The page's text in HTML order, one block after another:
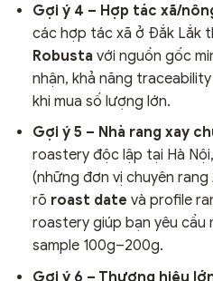
Gợi ý 4 – Hợp tác xã/
các hợp tác xã ở Đắk Lắk
Robusta với nguồn gốc
nhận, khả năng
khi mua số lượng lớn.
Gợi ý 5 – Nhà rang xay
roastery độc lập tại Hà
(những đơn vị chuyên
rõ roast date và profile
roastery giúp bạn yêu
sample 100g–200g.
Gợi ý 6 – Thương hiệu